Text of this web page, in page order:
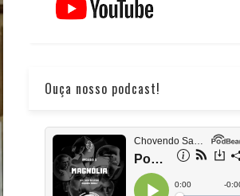
Ouça nosso podcast!